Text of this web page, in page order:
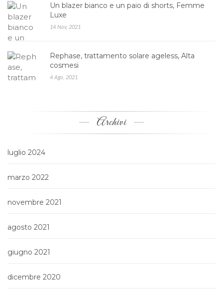
Un blazer bianco e un paio di shorts, Femme
Luxe
14 Nov, 2021
Rephase, trattamento solare ageless, Alta
cosmesi
4 Ago, 2021
Archivi
luglio 2024
marzo 2022
novembre 2021
agosto 2021
giugno 2021
dicembre 2020